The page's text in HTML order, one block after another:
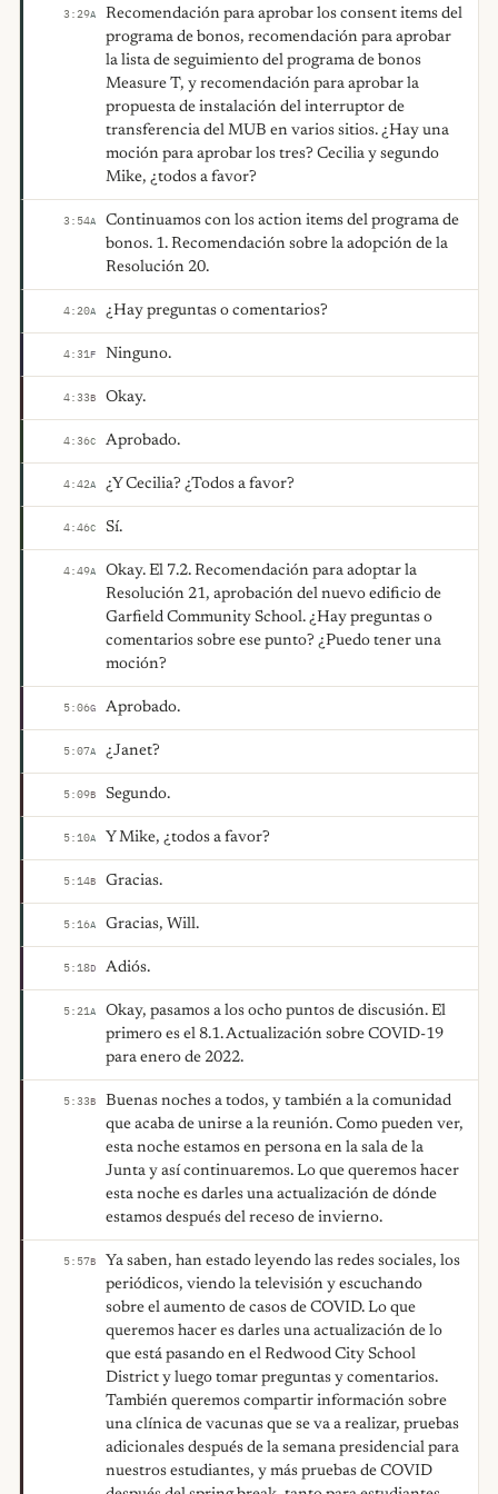
3:29A
Recomendación para aprobar los consent items del
programa de bonos, recomendación para aprobar
la lista de seguimiento del programa de bonos
Measure T, y recomendación para aprobar la
propuesta de instalación del interruptor de
transferencia del MUB en varios sitios. ¿Hay una
moción para aprobar los tres? Cecilia y segundo
Mike, ¿todos a favor?
3:54A
Continuamos con los action items del programa de
bonos. 1. Recomendación sobre la adopción de la
Resolución 20.
4:20A ¿Hay preguntas o comentarios?
4:31F Ninguno.
4:33B Okay.
4:36C Aprobado.
4:42A ¿Y Cecilia? ¿Todos a favor?
4:46C Sí.
4:49A
Okay. El 7.2. Recomendación para adoptar la
Resolución 21, aprobación del nuevo edificio de
Garfield Community School. ¿Hay preguntas o
comentarios sobre ese punto? ¿Puedo tener una
moción?
5:06G Aprobado.
5:07A ¿Janet?
5:09B Segundo.
5:10A Y Mike, ¿todos a favor?
5:14B Gracias.
5:16A Gracias, Will.
5:18D Adiós.
5:21A
Okay, pasamos a los ocho puntos de discusión. El
primero es el 8.1. Actualización sobre COVID-19
para enero de 2022.
5:33B
Buenas noches a todos, y también a la comunidad
que acaba de unirse a la reunión. Como pueden ver,
esta noche estamos en persona en la sala de la
Junta y así continuaremos. Lo que queremos hacer
esta noche es darles una actualización de dónde
estamos después del receso de invierno.
5:57B
Ya saben, han estado leyendo las redes sociales, los
periódicos, viendo la televisión y escuchando
sobre el aumento de casos de COVID. Lo que
queremos hacer es darles una actualización de lo
que está pasando en el Redwood City School
District y luego tomar preguntas y comentarios.
También queremos compartir información sobre
una clínica de vacunas que se va a realizar, pruebas
adicionales después de la semana presidencial para
nuestros estudiantes, y más pruebas de COVID